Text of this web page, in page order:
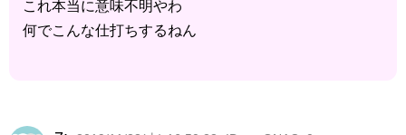
これ本当に意味不明やわ
何でこんな仕打ちするねん